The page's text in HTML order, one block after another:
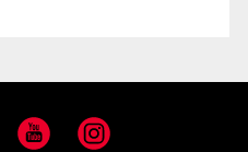
YouTube Instagram